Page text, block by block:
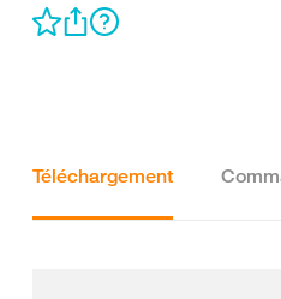
Téléchargement